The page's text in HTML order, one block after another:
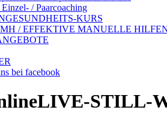
/ Paarcoaching
KURS
/ EFFEKTIVE MANUELLE
bei facebook
STILL-